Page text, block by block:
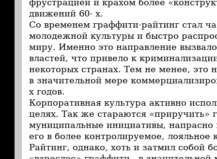
фрустрацией и крахом более
движений 60- х.
Со временем граффити-райтинг стал
молодежной культуры и быстро
миру. Именно это направление
властей, что привело к
некоторых странах. Тем не менее, это
в значительной мере
х годов.
Корпоративная культура активно
целях. Так же стараются «приручить»
муниципальные инициативы, напрасно
его в более контролируемое, лояльное
Райтинг, однако, хоть и затмил собой